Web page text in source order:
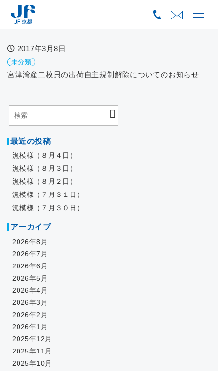
2017年3月8日
未分類
宮津湾産二枚貝の出荷自主規制解除についてのお知らせ
最近の投稿
漁模様（８月４日）
漁模様（８月３日）
漁模様（８月２日）
漁模様（７月３１日）
漁模様（７月３０日）
アーカイブ
2026年8月
2026年7月
2026年6月
2026年5月
2026年4月
2026年3月
2026年2月
2026年1月
2025年12月
2025年11月
2025年10月